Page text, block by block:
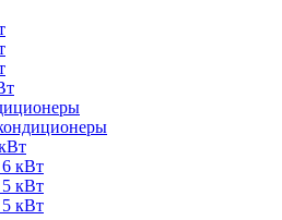
6 кВт
5 кВт
5 кВт